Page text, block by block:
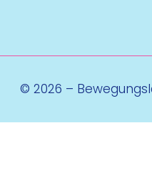
© 2026 –